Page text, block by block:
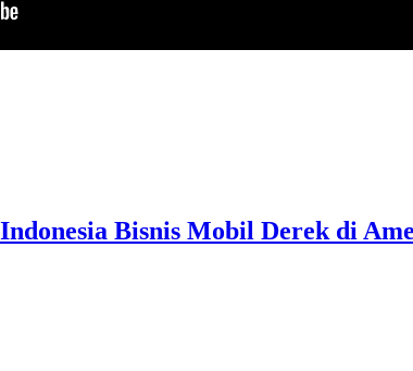
Bisnis Mobil Derek di